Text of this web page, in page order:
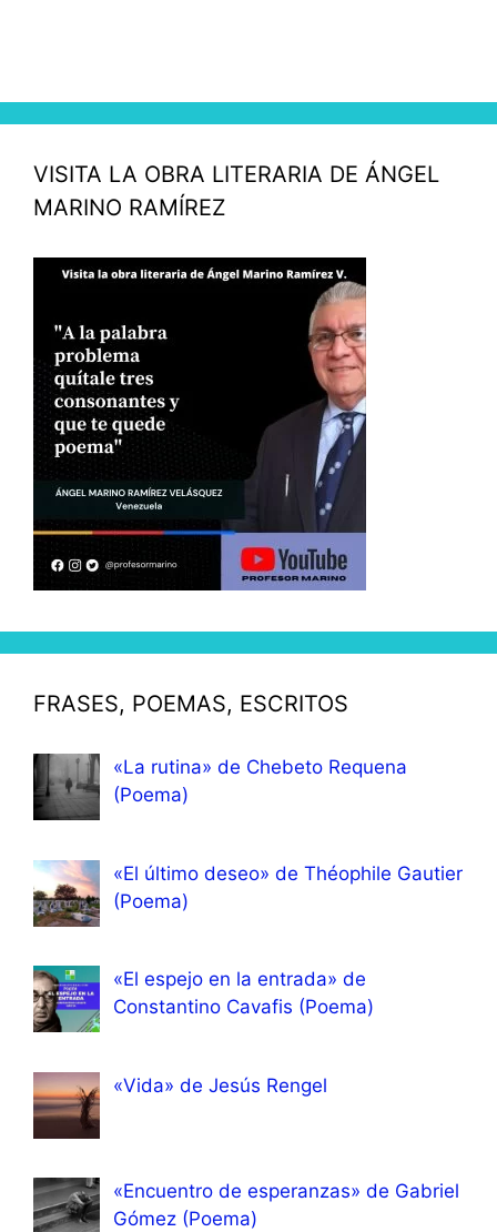
VISITA LA OBRA LITERARIA DE ÁNGEL
MARINO RAMÍREZ
FRASES, POEMAS, ESCRITOS
«La rutina» de Chebeto Requena
(Poema)
«El último deseo» de Théophile Gautier
(Poema)
«El espejo en la entrada» de
Constantino Cavafis (Poema)
«Vida» de Jesús Rengel
«Encuentro de esperanzas» de Gabriel
Gómez (Poema)